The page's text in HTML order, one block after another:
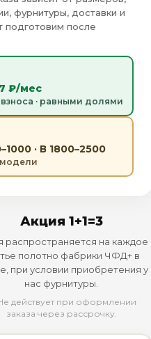
фурнитуры, доставки и
подготовим после
₽/мес
· равными долями
· В 1800–2500
модели
Акция 1+1=3
распространяется на каждое
полотно фабрики ЧФД+ в
при условии приобретения у
нас фурнитуры.
действует при оформлении
заказа через рассрочку.